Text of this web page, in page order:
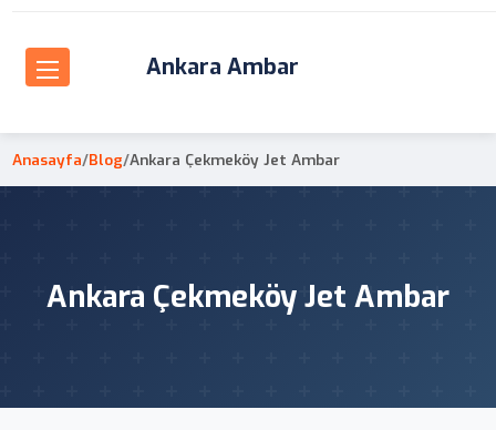
Ankara Ambar
Anasayfa/Blog/Ankara Çekmeköy Jet Ambar
Ankara Çekmeköy Jet Ambar